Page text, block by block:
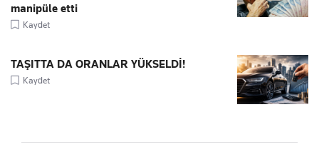
manipüle etti
Kaydet
TAŞITTA DA ORANLAR YÜKSELDİ!
Kaydet